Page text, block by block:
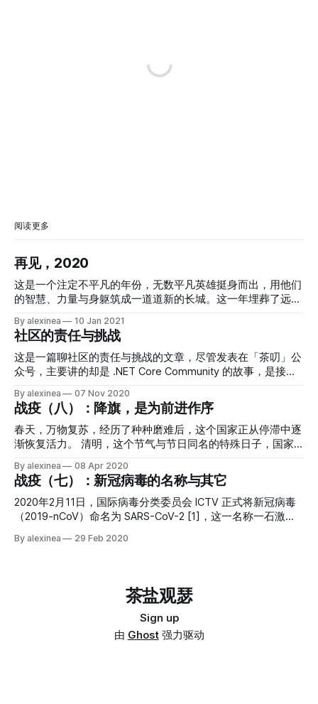
阅读更多
再见，2020
这是一个注定不平凡的年份，无数平凡英雄挺身而出，用他们
的智慧、力量与身躯筑成一道道新的长城。这一年埋葬了远方
苦，他们在嘲笑与癫狂中走向穷途末路。这一年实属不易，许
多人和事物在这一年成为我们的记忆，永远留在了过去；许多
人和事物成为我们的榜样，为我们所追随和学习。没有哪一年
如今年这般光怪陆离、匪夷所思，也没有哪一年如今年这般转
再见，2020；你好，2021。 ※ ※ ※ 在海上 / 在风雨后的山顶
永远有一颗 / 万颗的明星！[1] ※ ※ ※ 2020 年最大的「黑天
鹅」事件便是新冠疫情的大爆发。然而从某种意义上来讲，它
却是一种白天鹅事件。在《黑天鹅》一书中，作者纳西姆·塔
生的事[1]。的确，无论是 WHO、WEF[2]、CEPI[3] 还是比尔·
盖茨等个人都多次警示人们爆发大流感的风险[4]
By alexinea 10 Jan 2021
社区的责任与挑战
这是一篇聊社区的责任与挑战的文章，尽管发表在「茶叨」公
众号，主要讲的却是 .NET Core Community 的故事，是接下
「茶叨」公众号中启用「茶有聊」专题，与大家聊一聊我认为
的社区，并在「NCC 开源社区」公众号中发表多篇《NCC
Story》，与大家分享社区从无到有、从有到大一路走来背后
的故事。 2020 年是个魔幻年份，好多我们不曾料到的东西在
章的总起，让我们从头开始认识一下 NCC 吧。 NCC 全称
.NET Core Community，是一个以 .NET 为主要技术栈的开源
技术社区，她是民间自发成立的非官方、不以盈利为目的的社
区，她是由 5 位联合发起人发起、近百名 .NET
By alexinea 07 Nov 2020
战疫（八）：降旗，是为前进作序
春天，万物复苏，经历了种种磨难后，这个国家正从停滞中逐
渐恢复活力。 清明，这个节气与节日同名的特殊日子，国家
体同胞降旗志哀。 这三分钟的默哀，如同三千年之久，自元
月至今的种种回忆化作千丝万缕道思绪萦绕在心田，那有名与
无名的逝去者们在冥冥间与我们交融，悲其所悲，忧其所忧，
叹其所叹。 这三分钟的默哀，又如三秒般短暂，我们低下头
光，必不负逝去者们的遗愿，使这腌臜病毒肆虐的每一寸土地
过、理解过与谅解过。曾经因为一条微博求助而愤怒又怜悯，
曾经因为口罩被截胡而痛骂大理没道理，曾经因为谣言的此起
验，交换稀缺的防疫物资的购买链接。我们真相与谣言之间寻
觅着有用信息，并挺身而出对谣言说不。我们共同对抗阴谋论
By alexinea 08 Apr 2020
战疫（七）：新冠病毒的名称与其它
2020年2月11日，国际病毒分类委员会 ICTV 正式将新冠病毒
（2019-nCoV）命名为 SARS-CoV-2 [1]，这一名称一石激起
（2003年非典病毒叫做 SARS），也有人强烈建议要求国际病
身专业和研究进行的观点，因此它们可能相互矛盾或与随后的
研究新发现不一致。本文试图将这些信息索引起来，以资各位
「国务院应对新型冠状病毒肺炎疫情联防联控」将“新型冠状
病毒感染的肺炎”暂命名为“新型冠状病毒肺炎”，简称“新冠肺
By alexinea 29 Feb 2020
茶盐观瑟
Sign up
由 Ghost强力驱动